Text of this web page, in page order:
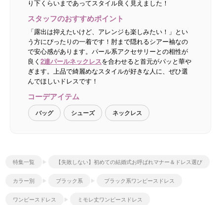
り下くらいまであってスタイル良く見えました！
スタッフのおすすめポイント
「露出は抑えたいけど、アレンジも楽しみたい！」とい
う方にぴったりの一着です！肘まで隠れるシアー袖なの
で安心感があります。パール系アクセサリーとの相性が
良く 2連パールネックレスを合わせると首元がパッと華や
ぎます。上品で綺麗めなスタイルが好きな人に、ぜひ選
んでほしいドレスです！
コーデアイテム
バッグ シューズ ネックレス
特集一覧 【失敗しない】初めての結婚式お呼ばれマナー＆ドレス選び
カラー別 ブラック系 ブラック系ワンピースドレス
ワンピースドレス ミモレ丈ワンピースドレス